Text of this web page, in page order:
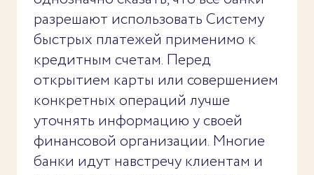
разрешают использовать Систему
быстрых платежей применимо к
кредитным счетам. Перед
открытием карты или совершением
конкретных операций лучше
уточнять информацию у своей
финансовой организации. Многие
банки идут навстречу клиентам и